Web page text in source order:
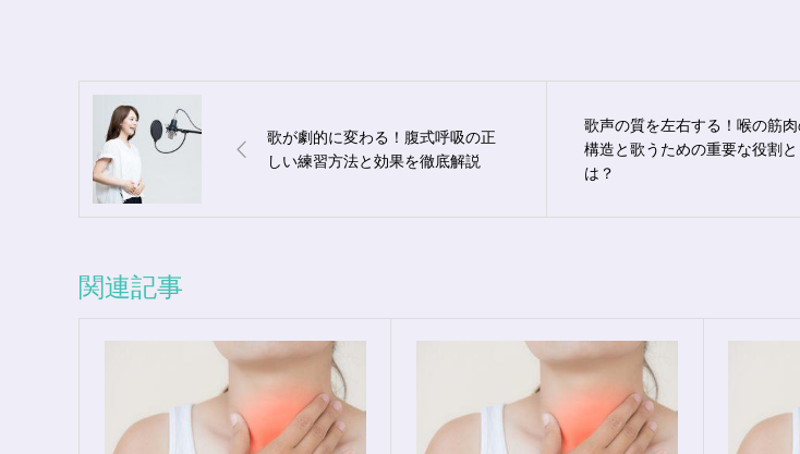
歌が劇的に変わる！腹式呼吸の正
しい練習方法と効果を徹底解説
歌声の質を左右する！喉の筋
構造と歌うための重要な役割と
は？
関連記事